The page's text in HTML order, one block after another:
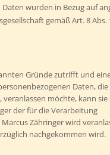
wurden in Bezug auf
gemäß Art. 8 Abs.
Gründe zutrifft und
Daten,
möchte, kann sie
der für die Verarbeitung
Zähringer wird
nachgekommen wird.